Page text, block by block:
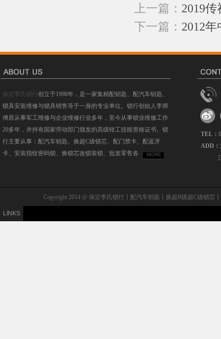
上一篇： 2019
下一篇： 2012
保定李氏锁行创立于1998年，是一家集精配钥匙、配汽车钥匙、
锁具安装维修与锁具销售等于一身的专业单位。锁行创始人李师
傅原从事军工维修与企业维修行业多年，至今从事锁业维修工作
20多年，并持有国家劳动部门颁发的高级钳工技能资格证书。锁
行主要从事：配汽车钥匙、换超C级锁芯、配门禁卡、配蓝牙
卡、安装指纹密码锁、换锁芯改锁装锁、批发零售各
MORE
TEL：
ADD：
Copyright 2014 @ 保定李氏锁行丨配汽车钥匙丨换超B级超C级锁
LINKS